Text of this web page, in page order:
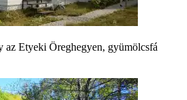
az Etyeki Öreghegyen, gyümölcsfá